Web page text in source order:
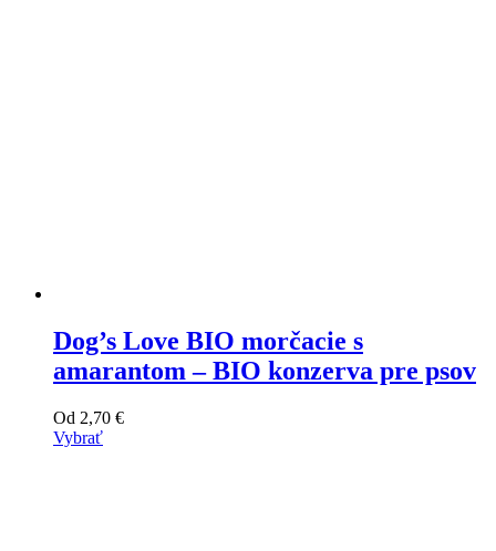
Dog’s Love BIO morčacie s
amarantom – BIO konzerva pre psov
Od 2,70 €
Vybrať